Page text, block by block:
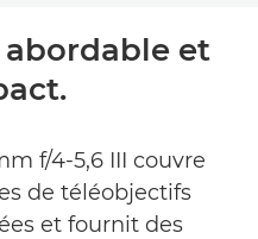
et
f/4-5,6 III couvre
de téléobjectifs
et fournit des